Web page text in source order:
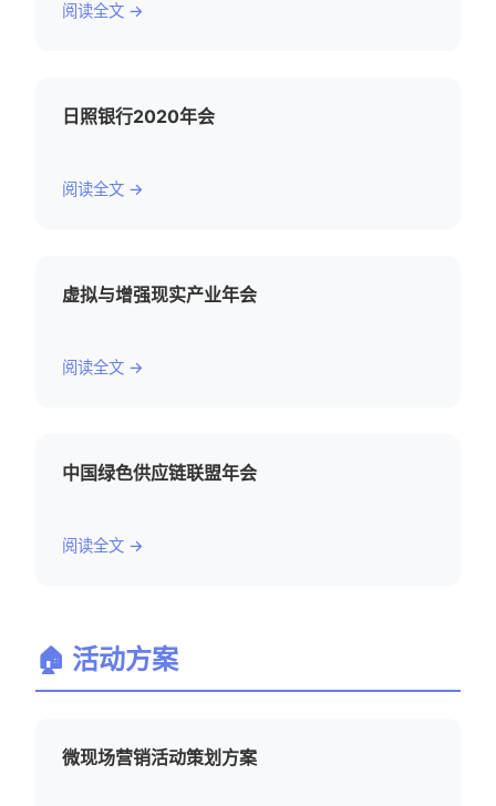
阅读全文 →
日照银行2020年会
阅读全文 →
虚拟与增强现实产业年会
阅读全文 →
中国绿色供应链联盟年会
阅读全文 →
🏠 活动方案
微现场营销活动策划方案